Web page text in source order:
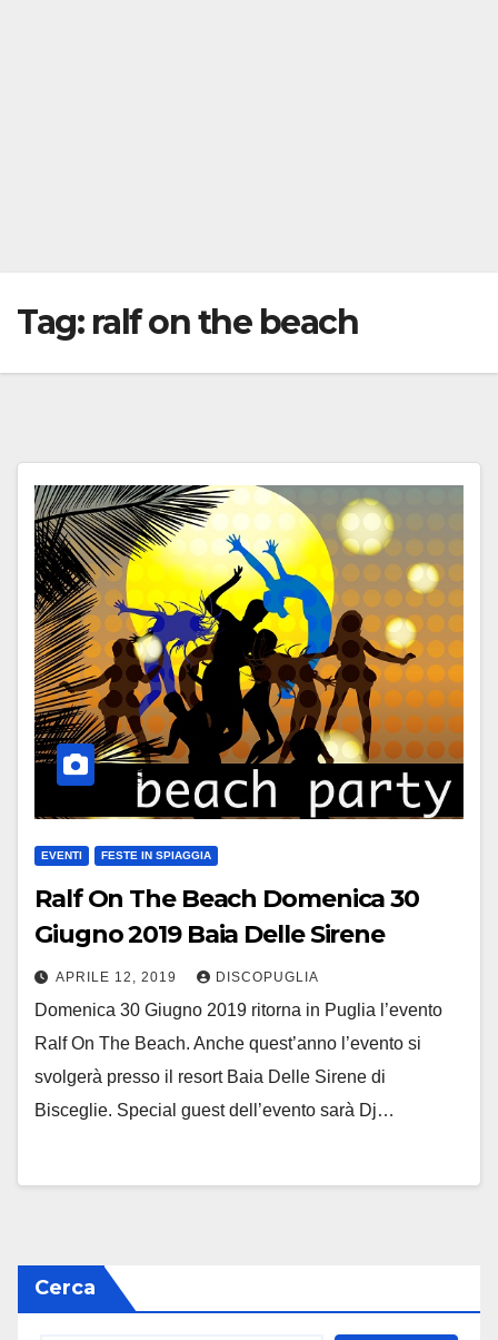
Tag: ralf on the beach
EVENTI FESTE IN SPIAGGIA
Ralf On The Beach Domenica 30
Giugno 2019 Baia Delle Sirene
APRILE 12, 2019 DISCOPUGLIA
Domenica 30 Giugno 2019 ritorna in Puglia l’evento
Ralf On The Beach. Anche quest’anno l’evento si
svolgerà presso il resort Baia Delle Sirene di
Bisceglie. Special guest dell’evento sarà Dj…
Cerca